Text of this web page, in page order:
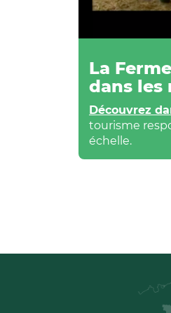
La
dans les
Découvrez
tourisme
échelle.